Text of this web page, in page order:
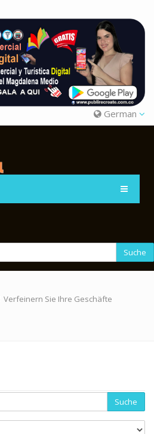
German
Suche
Verfeinern Sie Ihre Geschäfte
Suche